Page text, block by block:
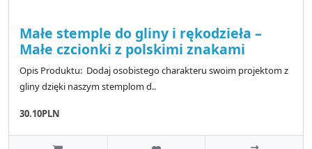
Małe stemple do gliny i rękodzieła –
Małe czcionki z polskimi znakami
Opis Produktu: Dodaj osobistego charakteru swoim projektom z
gliny dzięki naszym stemplom d..
30.10PLN